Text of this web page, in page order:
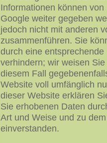
Informationen können
Google weiter gegeben
jedoch nicht mit anderen
zusammenführen. Sie
durch eine
verhindern; wir weisen
diesem Fall
Website voll umfänglich
dieser Website erklären
Sie erhobenen Daten
Art und Weise und zu
einverstanden.